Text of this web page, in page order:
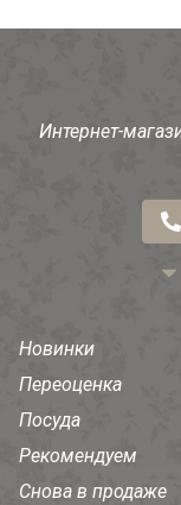
Интернет-
Новинки
Переоценка
Посуда
Рекомендуем
Снова в продаже